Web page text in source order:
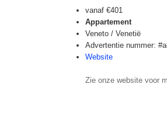
vanaf €401
Appartement
Veneto / Venetië
Advertentie nummer:
Website
Zie onze website voor